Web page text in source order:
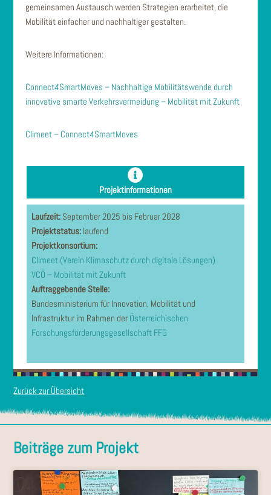
gemeinsamen Austausch werden Strategien erarbeitet, die
Mobilität einfacher und nachhaltiger gestalten.
Weitere Informationen:
Connect4SmartMoves – Nachhaltige Mobilitätswende durch
innovative smarte Verkehrsvermeidung – Mobilität mit Zukunft
Climeet – Connect4SmartMoves
Projektinformationen
Laufzeit: September 2025 bis Februar 2028
Projektstatus: laufend
Projektkonsortium:
Climeet (Verein Klimaschutz durch digitale Lösungen)
VCÖ – Mobilität mit Zukunft
Auftraggebende Stelle:
Bundesministerium für Innovation, Mobilität und
Infrastruktur im Rahmen der Österreichischen
Forschungsförderungsgesellschaft FFG
Zurück zur Übersicht